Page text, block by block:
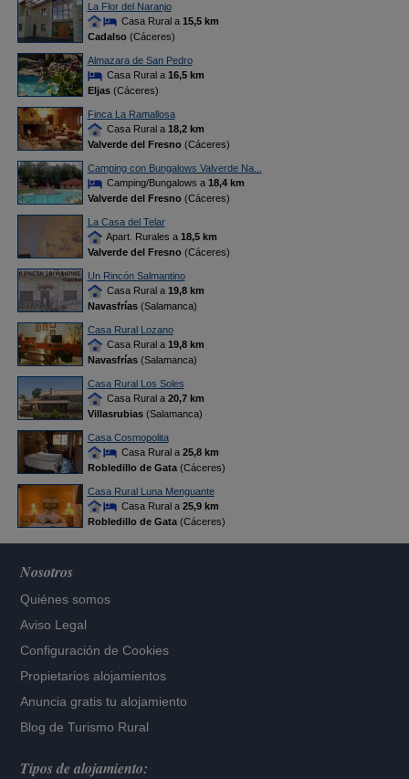
La Flor del Naranjo
Casa Rural a 15,5 km
Cadalso(Cáceres)
Almazara de San Pedro
Casa Rural a 16,5 km
Eljas(Cáceres)
Finca La Ramallosa
Casa Rural a 18,2 km
Valverde del Fresno(Cáceres)
Camping con Bungalows Valverde Na...
Camping/Bungalows a 18,4 km
Valverde del Fresno(Cáceres)
La Casa del Telar
Apart. Rurales a 18,5 km
Valverde del Fresno(Cáceres)
Un Rincón Salmantino
Casa Rural a 19,8 km
Navasfrías(Salamanca)
Casa Rural Lozano
Casa Rural a 19,8 km
Navasfrías(Salamanca)
Casa Rural Los Soles
Casa Rural a 20,7 km
Villasrubias(Salamanca)
Casa Cosmopolita
Casa Rural a 25,8 km
Robledillo de Gata(Cáceres)
Casa Rural Luna Menguante
Casa Rural a 25,9 km
Robledillo de Gata(Cáceres)
Nosotros
Quiénes somos
Aviso Legal
Configuración de Cookies
Propietarios alojamientos
Anuncia gratis tu alojamiento
Blog de Turismo Rural
Tipos de alojamiento: